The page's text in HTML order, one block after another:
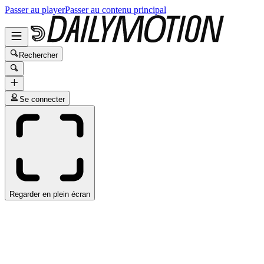
Passer au playerPasser au contenu principal
Rechercher
Se connecter
Regarder en plein écran